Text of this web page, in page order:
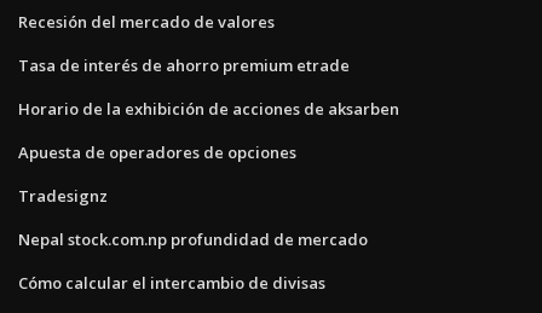
Recesión del mercado de valores
Tasa de interés de ahorro premium etrade
Horario de la exhibición de acciones de aksarben
Apuesta de operadores de opciones
Tradesignz
Nepal stock.com.np profundidad de mercado
Cómo calcular el intercambio de divisas